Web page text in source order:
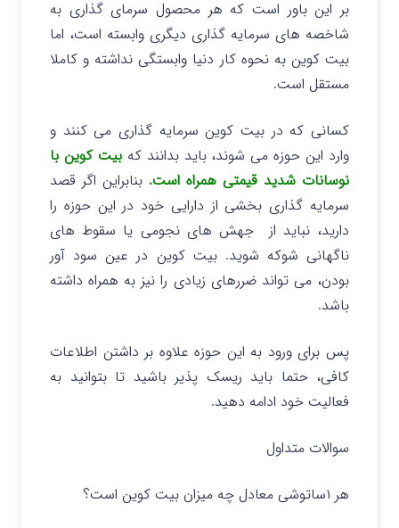
بر این باور است که هر محصول سرمای گذاری به
شاخصه های سرمایه گذاری دیگری وابسته است، اما
بیت کوین به نحوه کار دنیا وابستگی نداشته و کاملا
مستقل است.
کسانی که در بیت کوین سرمایه گذاری می کنند و
وارد این حوزه می شوند، باید بدانند کهبیت کوین با
نوسانات شدید قیمتی همراه است. بنابراین اگر قصد
سرمایه گذاری بخشی از دارایی خود در این حوزه را
دارید، نباید از جهش های نجومی یا سقوط های
ناگهانی شوکه شوید. بیت کوین در عین سود آور
بودن، می تواند ضررهای زیادی را نیز به همراه داشته
باشد.
پس برای ورود به این حوزه علاوه بر داشتن اطلاعات
کافی، حتما باید ریسک پذیر باشید تا بتوانید به
فعالیت خود ادامه دهید.
سوالات متداول
هر ۱ساتوشی معادل چه میزان بیت کوین است؟